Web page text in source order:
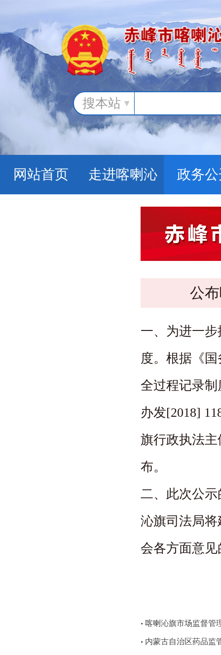
搜本站
网站首页 走进喀喇沁 政务
公
一、为进一
度。根据《
全过程记录
办发[2018]
旗行政执法
布。
二、此次公
沁旗司法局
会各方面意
• 喀喇沁旗市场监督管
• 内蒙古自治区药品监